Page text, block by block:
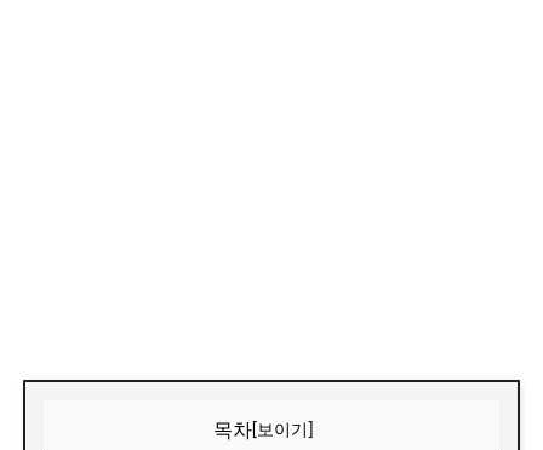
목차[보이기]